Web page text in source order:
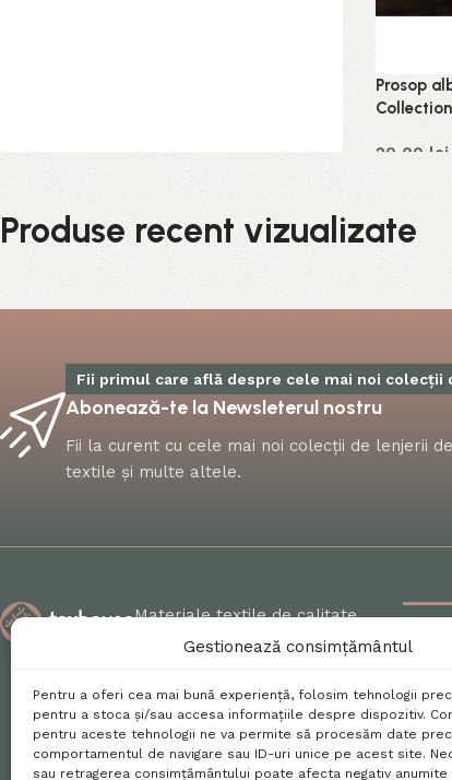
Gestionează consimțământul
Pentru a oferi cea mai bună experiență, folosim tehnologii
pentru a stoca și/sau accesa informațiile despre dispozitiv.
pentru aceste tehnologii ne va permite să procesăm date
comportamentul de navigare sau ID-uri unice pe acest site.
sau retragerea consimțământului poate afecta negativ
Prosop
Collection
20,00 lei
Produse recent vizualizate
Fii primul care află despre cele mai noi colecții
Abonează-te la Newsleterul nostru
Fii la curent cu cele mai noi colecții de lenjerii
textile și multe altele.
Materiale textile de calitate
pentru fiecare colț al casei tale!
0731 172 290 office@texhouse.ro